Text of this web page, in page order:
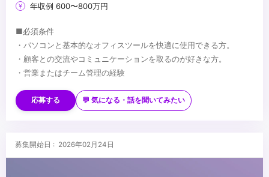
年収例 600〜800万円
■必須条件
・パソコンと基本的なオフィスツールを快適に使用できる方。
・顧客との交流やコミュニケーションを取るのが好きな方。
・営業またはチーム管理の経験
・顧客関係または制作サポートの経験
・英語力（日常会話レベル〜）
応募する 💬 気になる・話を聞いてみたい
募集開始日 : 2026年02月24日